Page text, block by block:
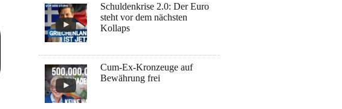
Schuldenkrise 2.0: Der Euro
steht vor dem nächsten
Kollaps
Cum-Ex-Kronzeuge auf
Bewährung frei